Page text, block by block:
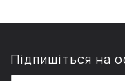
Підпишіться на